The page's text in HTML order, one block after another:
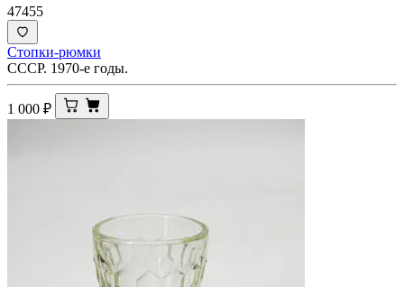
47455
Стопки-рюмки
СССР. 1970-е годы.
1 000 ₽